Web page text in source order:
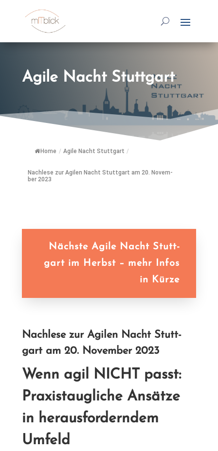
Agi­le Nacht Stuttgart
Home / Agi­le Nacht Stuttgart /
Nach­le­se zur Agi­len Nacht Stutt­gart am 20. No­vem­
ber 2023
Nächs­te Agi­le Nacht Stutt­
gart im Herbst – mehr In­fos
in Kürze
Nach­le­se zur Agi­len Nacht Stutt­
gart am 20. No­vem­ber 2023
Wenn agil NICHT passt:
Pra­xis­taug­li­che An­sät­ze
in her­aus­for­dern­dem
Umfeld